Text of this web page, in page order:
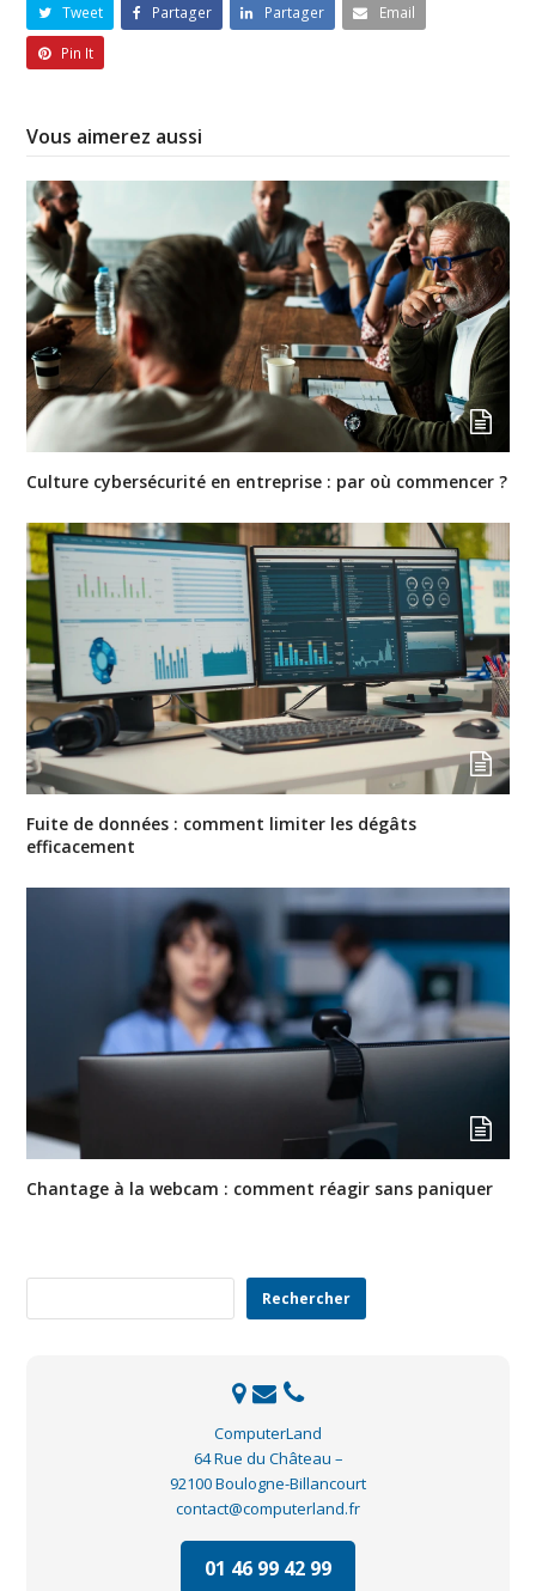
Tweet Partager Partager
Email
Pin It
Vous aimerez aussi
Culture cybersécurité en entreprise : par où commencer ?
Fuite de données : comment limiter les dégâts
efficacement
Chantage à la webcam : comment réagir sans paniquer
Rechercher
ComputerLand
64 Rue du Château –
92100 Boulogne-Billancourt
contact@computerland.fr
01 46 99 42 99